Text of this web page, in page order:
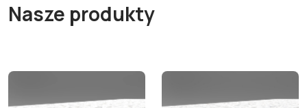
Nasze produkty